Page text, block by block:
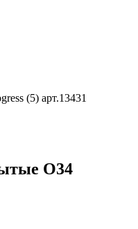
(5) арт.13431
О34